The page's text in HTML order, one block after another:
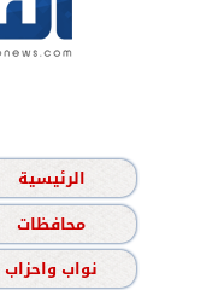
الرئيسية
محافظات
نواب واحزاب